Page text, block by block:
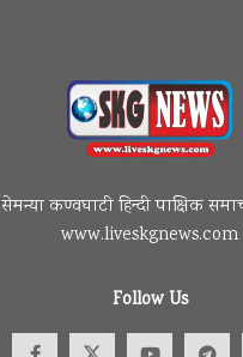
सेमन्या कण्वघाटी हिन्दी पाक्षिक
www.liveskgnews.com
Follow Us